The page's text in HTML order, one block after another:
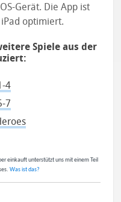
Gerät. Die App ist
optimiert.
Spiele aus der
4
7
einkauft unterstützt uns mit einem Teil
Was ist das?